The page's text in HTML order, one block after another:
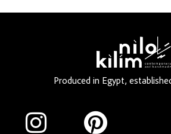
Produced in Egypt,